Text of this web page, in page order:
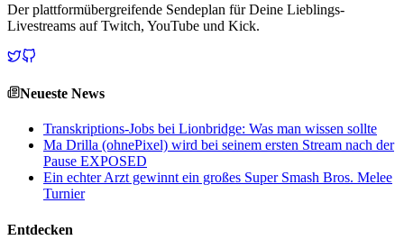
Der plattformübergreifende Sendeplan für Deine Lieblings-
Livestreams auf Twitch, YouTube und Kick.
Neueste News
Transkriptions-Jobs bei Lionbridge: Was man wissen sollte
Ma Drilla (ohnePixel) wird bei seinem ersten Stream nach der
Pause EXPOSED
Ein echter Arzt gewinnt ein großes Super Smash Bros. Melee
Turnier
Entdecken